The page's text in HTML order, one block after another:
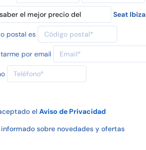
Seat Ibiza
postal es
por email
el Aviso de Privacidad
sobre novedades y ofertas